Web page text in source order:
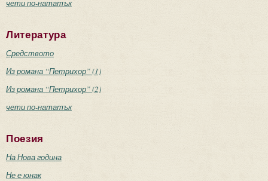
чети по-нататък
Литература
Средството
Из романа “Петрихор” (1)
Из романа “Петрихор” (2)
чети по-нататък
Поезия
На Нова година
Не е юнак